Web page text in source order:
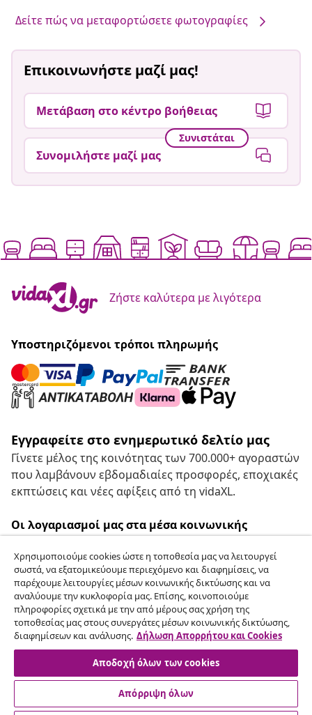
Δείτε πώς να μεταφορτώσετε φωτογραφίες
Επικοινωνήστε μαζί μας!
Μετάβαση στο κέντρο βοήθειας
Συνιστάται
Συνομιλήστε μαζί μας
Ζήστε καλύτερα με λιγότερα
Υποστηριζόμενοι τρόποι πληρωμής
Εγγραφείτε στο ενημερωτικό δελτίο μας
Γίνετε μέλος της κοινότητας των 700.000+ αγοραστών
που λαμβάνουν εβδομαδιαίες προσφορές, εποχιακές
εκπτώσεις και νέες αφίξεις από τη vidaXL.
Οι λογαριασμοί μας στα μέσα κοινωνικής
Υπαναχώρηση από τη σύμβαση
Υποβάλετε αίτημα υπαναχώρησης για την
παραγγελία σας.
Υπαναχώρηση από τη σύμβαση
Χρησιμοποιούμε cookies ώστε η τοποθεσία μας να λειτουργεί
σωστά, να εξατομικεύουμε περιεχόμενο και διαφημίσεις, να
παρέχουμε λειτουργίες μέσων κοινωνικής δικτύωσης και να
αναλύουμε την κυκλοφορία μας. Επίσης, κοινοποιούμε
πληροφορίες σχετικά με την από μέρους σας χρήση της
τοποθεσίας μας στους συνεργάτες μέσων κοινωνικής δικτύωσης,
διαφημίσεων και ανάλυσης. Δήλωση Απορρήτου και Cookies
Αποδοχή όλων των cookies
Απόρριψη όλων